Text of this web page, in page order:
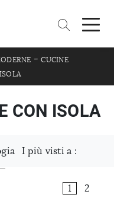
-CUCINE
CON ISOLA
I più visti a :
1 2